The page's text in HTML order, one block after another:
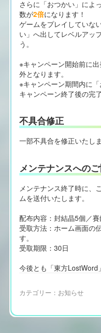
さらに「おつかい」によ
数が2倍になります！
ゲームをプレイしていな
い」へ出してレベルアッ
う。
※キャンペーン開始前に
外となります。
※キャンペーン期間内に「
キャンペーン終了後の完
不具合修正
一部不具合を修正いたしま
メンテナンスへの
メンテナンス終了時に、
ムを送付いたします。
配布内容：封結晶5個／
受取方法：ホーム画面の
す。
受取期限：30日
今後とも「東方LostWord
カテゴリー： お知らせ